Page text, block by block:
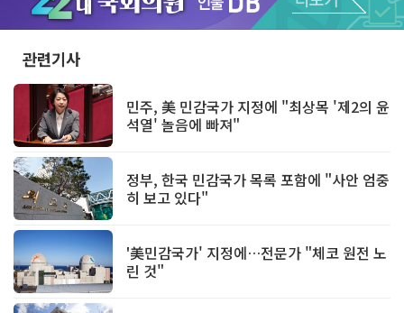
Unmute
관련기사
민주, 美 민감국가 지정에 "최상목 '제2의 윤
석열' 놀음에 빠져"
정부, 한국 민감국가 목록 포함에 "사안 엄중
히 보고 있다"
'美민감국가' 지정에…전문가 "체코 원전 노
린 것"